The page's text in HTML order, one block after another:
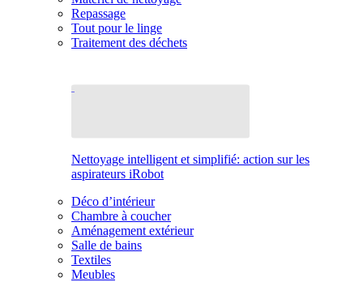
Repassage
Tout pour le linge
Traitement des déchets
Nettoyage intelligent et simplifié: action sur les
aspirateurs iRobot
Déco d’intérieur
Chambre à coucher
Aménagement extérieur
Salle de bains
Textiles
Meubles